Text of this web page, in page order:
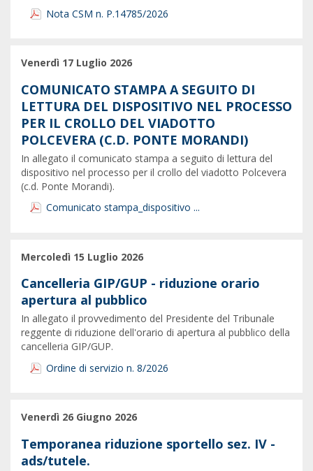
Nota CSM n. P.14785/2026
Venerdì 17 Luglio 2026
COMUNICATO STAMPA A SEGUITO DI
LETTURA DEL DISPOSITIVO NEL PROCESSO
PER IL CROLLO DEL VIADOTTO
POLCEVERA (C.D. PONTE MORANDI)
In allegato il comunicato stampa a seguito di lettura del
dispositivo nel processo per il crollo del viadotto Polcevera
(c.d. Ponte Morandi).
Comunicato stampa_dispositivo ...
Mercoledì 15 Luglio 2026
Cancelleria GIP/GUP - riduzione orario
apertura al pubblico
In allegato il provvedimento del Presidente del Tribunale
reggente di riduzione dell'orario di apertura al pubblico della
cancelleria GIP/GUP.
Ordine di servizio n. 8/2026
Venerdì 26 Giugno 2026
Temporanea riduzione sportello sez. IV -
ads/tutele.